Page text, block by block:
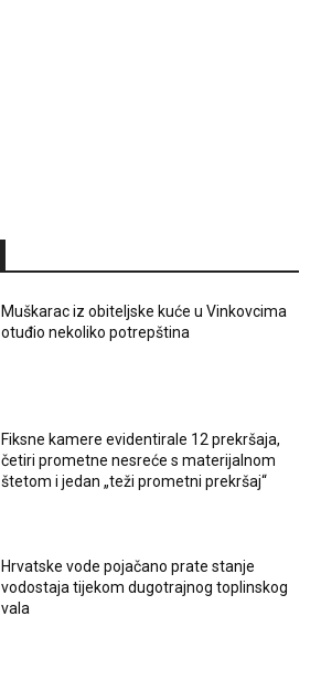
Muškarac iz obiteljske kuće u Vinkovcima
otuđio nekoliko potrepština
Fiksne kamere evidentirale 12 prekršaja,
četiri prometne nesreće s materijalnom
štetom i jedan „teži prometni prekršaj“
Hrvatske vode pojačano prate stanje
vodostaja tijekom dugotrajnog toplinskog
vala